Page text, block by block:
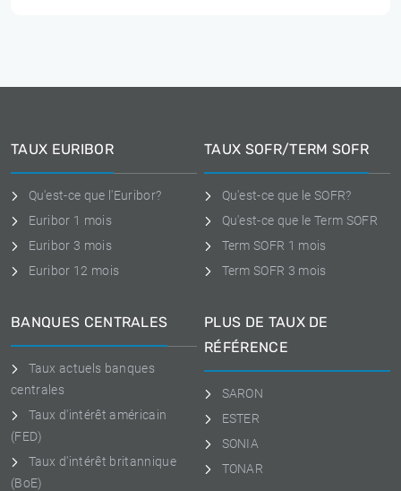
TAUX EURIBOR
Qu'est-ce que l'Euribor?
Euribor 1 mois
Euribor 3 mois
Euribor 12 mois
TAUX SOFR/TERM SOFR
Qu'est-ce que le SOFR?
Qu'est-ce que le Term SOFR
Term SOFR 1 mois
Term SOFR 3 mois
BANQUES CENTRALES
Taux actuels banques
centrales
Taux d'intérêt américain
(FED)
Taux d'intérêt britannique
(BoE)
PLUS DE TAUX DE
RÉFÉRENCE
SARON
ESTER
SONIA
TONAR